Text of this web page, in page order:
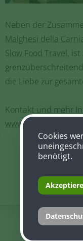
Neben der
Malghesi della
Slow Food Travel, ist
die Liebe zur
Kontakt und mehr
Cookies
benötigt.